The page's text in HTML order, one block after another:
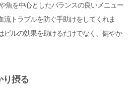
魚を中心としたバランスの良いメニュー
流トラブルを防ぐ手助けをしてくれま
ピルの効果を助けるだけでなく、健やか
摂る